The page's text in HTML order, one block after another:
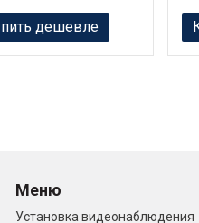
дешевле
Меню
Установка видеонаблюдения